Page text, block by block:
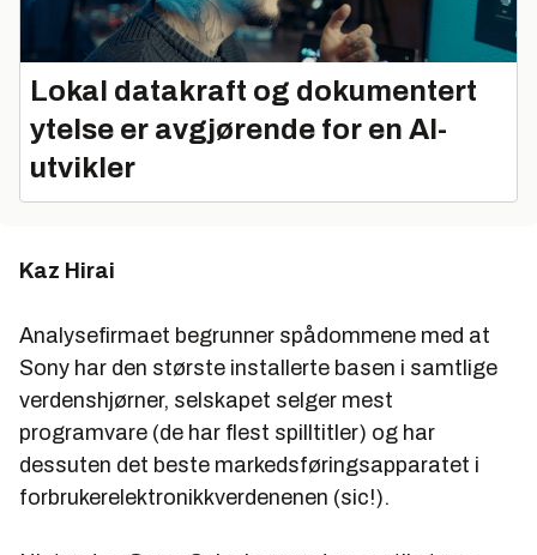
Lokal datakraft og dokumentert
ytelse er avgjørende for en AI-
utvikler
Kaz Hirai
Analysefirmaet begrunner spådommene med at
Sony har den største installerte basen i samtlige
verdenshjørner, selskapet selger mest
programvare (de har flest spilltitler) og har
dessuten det beste markedsføringsapparatet i
forbrukerelektronikkverdenenen (sic!).